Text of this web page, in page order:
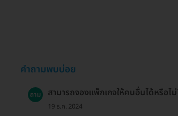
คำถามพบบ่อย
ถาม สามารถจองแพ็กเกจให้คนอื่นได้หรือไ
19 ธ.ค. 2024